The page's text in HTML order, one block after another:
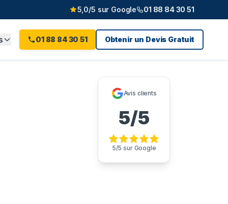
5,0/5 sur Google 01 88 84 30 51
01 88 84 30 51 Obtenir un Devis Gratuit
Avis clients
5/5
5/5 sur Google